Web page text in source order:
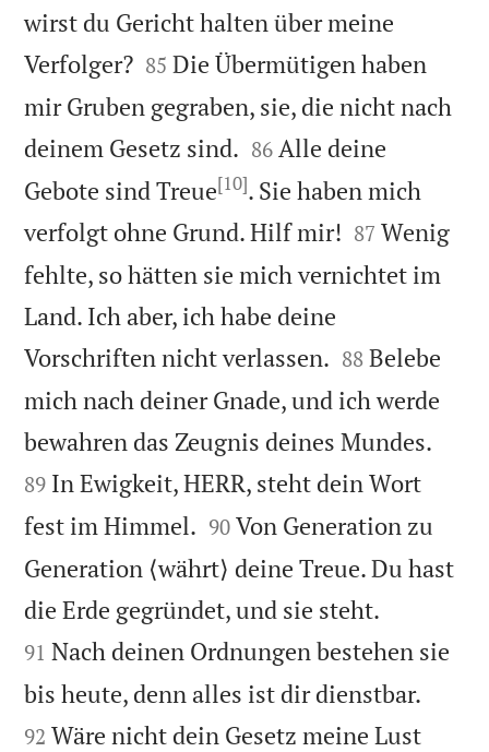
wirst du Gericht halten über meine
Verfolger?
85 Die Übermütigen haben
mir Gruben gegraben, sie, die nicht nach
deinem Gesetz sind. 

86 Alle deine
Gebote sind Treue[10]. Sie haben mich
verfolgt ohne Grund. Hilf mir! 

87 Wenig
fehlte, so hätten sie mich vernichtet im
Land. Ich aber, ich habe deine
Vorschriften nicht verlassen. 

88 Belebe
mich nach deiner Gnade, und ich werde
bewahren das Zeugnis deines Mundes.
89 In Ewigkeit, HERR, steht dein Wort
fest im Himmel. 

90 Von Generation zu
Generation ⟨währt⟩ deine Treue. Du hast
die Erde gegründet, und sie steht.
91 Nach deinen Ordnungen bestehen sie
bis heute, denn alles ist dir dienstbar.
92 Wäre nicht dein Gesetz meine Lust